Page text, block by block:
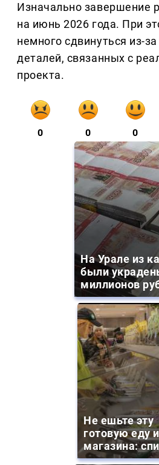
Изначально завершение
на июнь 2026 года. При
немного сдвинуться из-
деталей, связанных с
проекта.
0 0 0
На Урале из
были
миллионов
Не ешьте эту
готовую еду
магазина: